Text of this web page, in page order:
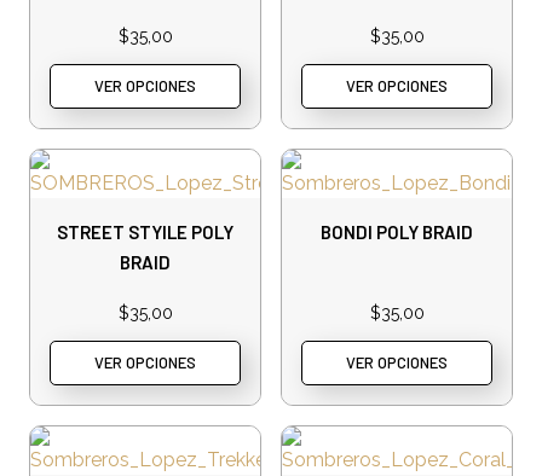
$35,00
VER OPCIONES
$35,00
VER OPCIONES
STREET STYILE POLY
BRAID
$35,00
VER OPCIONES
BONDI POLY BRAID
$35,00
VER OPCIONES